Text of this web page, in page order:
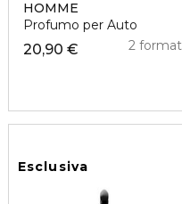
HOMME
Profumo per Auto
20,90 € 2
Esclusiva